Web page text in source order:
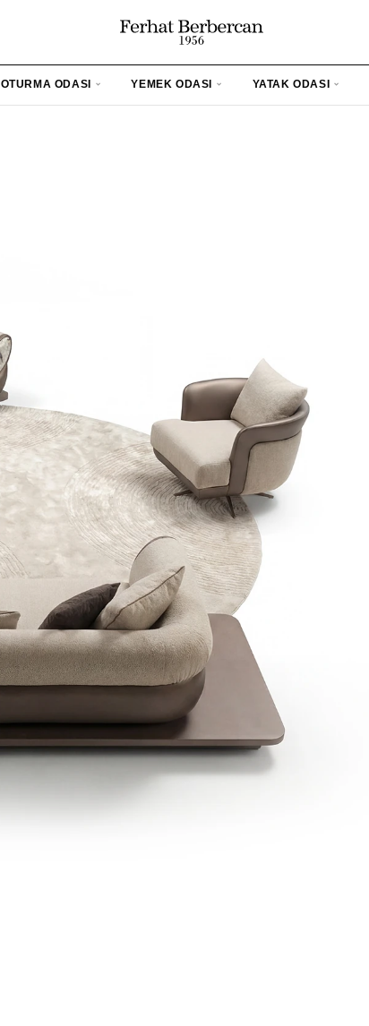
OTURMA ODASI YEMEK ODASI YATAK ODASI